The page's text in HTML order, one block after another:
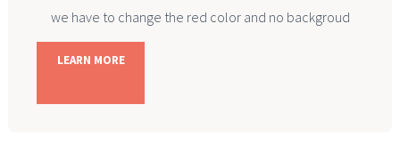
we have to change the red color and no backgroud
LEARN MORE